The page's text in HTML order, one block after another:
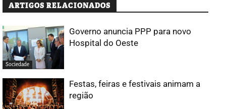
ARTIGOS RELACIONADOS
Sociedade
Governo anuncia PPP para novo
Hospital do Oeste
Festas, feiras e festivais animam a
região